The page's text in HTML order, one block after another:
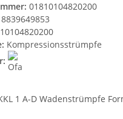
01810104820200
Kompressionsstrümpfe
1 A-D Wadenstrümpfe